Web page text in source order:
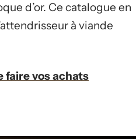
d’or. Ce catalogue en
à viande
faire vos achats